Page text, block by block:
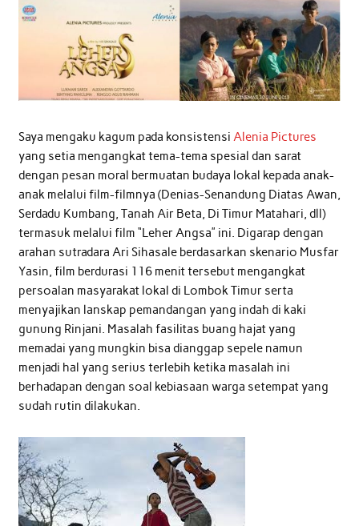
Saya mengaku kagum pada konsistensi Alenia Pictures
yang setia mengangkat tema-tema spesial dan sarat
dengan pesan moral bermuatan budaya lokal kepada anak-
anak melalui film-filmnya (Denias-Senandung Diatas Awan,
Serdadu Kumbang, Tanah Air Beta, Di Timur Matahari, dll)
termasuk melalui film “Leher Angsa” ini. Digarap dengan
arahan sutradara Ari Sihasale berdasarkan skenario Musfar
Yasin, film berdurasi 116 menit tersebut mengangkat
persoalan masyarakat lokal di Lombok Timur serta
menyajikan lanskap pemandangan yang indah di kaki
gunung Rinjani. Masalah fasilitas buang hajat yang
memadai yang mungkin bisa dianggap sepele namun
menjadi hal yang serius terlebih ketika masalah ini
berhadapan dengan soal kebiasaan warga setempat yang
sudah rutin dilakukan.